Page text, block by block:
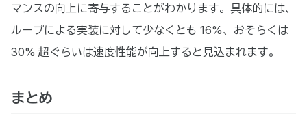
マンスの向上に寄与することがわかります。具体的には、
ループによる実装に対して少なくとも 16%、おそらくは
30% 超ぐらいは速度性能が向上すると見込まれます。
まとめ